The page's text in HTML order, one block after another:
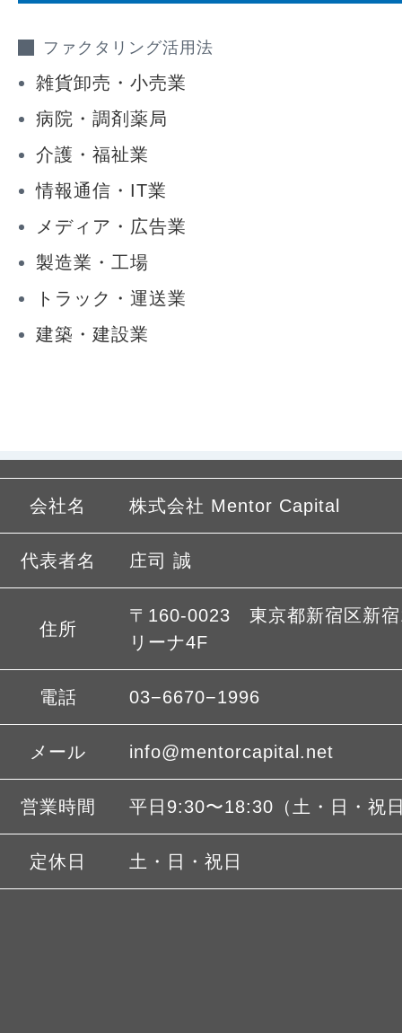
ファクタリング活用法
雑貨卸売・小売業
病院・調剤薬局
介護・福祉業
情報通信・IT業
メディア・広告業
製造業・工場
トラック・運送業
建築・建設業
会社名 株式会社 Mentor Capital
代表者名 庄司 誠
住所
〒160-0023 東京都新宿区新
リーナ4F
電話 03−6670−1996
メール info@mentorcapital.net
営業時間 平日9:30〜18:30（土・日・祝
定休日 土・日・祝日